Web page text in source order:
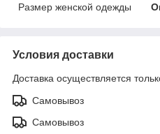
Размер женской одежды
Условия доставки
Доставка осуществляется
Самовывоз
Самовывоз